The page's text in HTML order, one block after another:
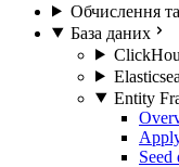
Обчислення
База даних
Entity
Seed